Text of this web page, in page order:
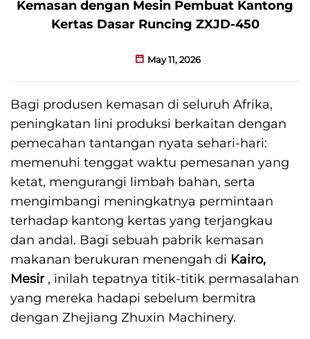
FAQ
Kemasan dengan Mesin Pembuat Kantong
Kertas Dasar Runcing ZXJD-450
May 11, 2026
Bagi produsen kemasan di seluruh Afrika,
peningkatan lini produksi berkaitan dengan
pemecahan tantangan nyata sehari-hari:
memenuhi tenggat waktu pemesanan yang
ketat, mengurangi limbah bahan, serta
mengimbangi meningkatnya permintaan
terhadap kantong kertas yang terjangkau
dan andal. Bagi sebuah pabrik kemasan
makanan berukuran menengah di Kairo,
Mesir , inilah tepatnya titik-titik permasalahan
yang mereka hadapi sebelum bermitra
dengan Zhejiang Zhuxin Machinery.